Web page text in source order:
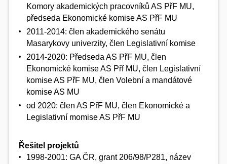
Komory akademických pracovníků AS PřF MU,
předseda Ekonomické komise AS PřF MU
2011-2014: člen akademického senátu
Masarykovy univerzity, člen Legislativní komise
2014-2020: Předseda AS PřF MU, člen
Ekonomické komise AS Přf MU, člen Legislativní
komise AS PřF MU, člen Volební a mandátové
komise AS MU
od 2020: člen AS PřF MU, člen Ekonomické a
Legislativní momise AS PřF MU
Řešitel projektů
1998-2001: GA ČR, grant 206/98/P281, název